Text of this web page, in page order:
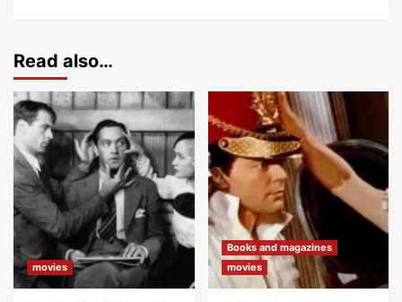
Read also…
movies
Books and magazines
movies